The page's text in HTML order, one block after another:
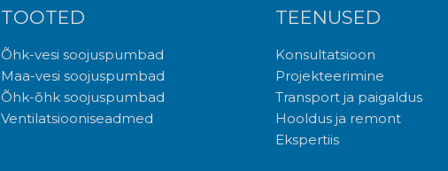
TOOTED
Õhk-vesi soojuspumbad
Maa-vesi soojuspumbad
Õhk-õhk soojuspumbad
Ventilatsiooniseadmed
TEENUSED
Konsultatsioon
Projekteerimine
Transport ja paigaldus
Hooldus ja remont
Ekspertiis